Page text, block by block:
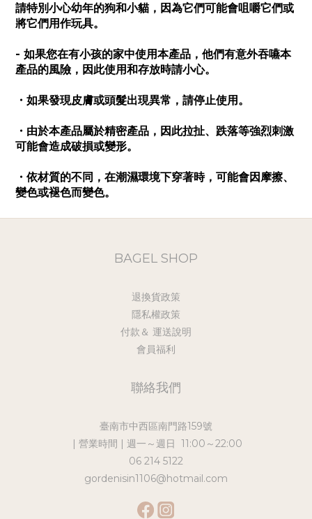
請特別小心幼年的狗和小貓，因為它們可能會咀嚼它們或
將它們用作玩具。
- 如果您在有小孩的家中使用本產品，他們有意外吞嚥本
產品的風險，因此使用和存放時請小心。
・如果發現皮膚或頭髮出現異常，請停止使用。
・由於本產品屬於精密產品，因此拉扯、跌落等強烈刺激
可能會造成破損或變形。
・依材質的不同，在潮濕環境下穿著時，可能會因摩擦、
變色或褪色而變色。
BAGEL SHOP
退換貨政策
隱私權政策
付款＆ 運送說明
會員福利
聯絡我們
臺南市中西區南門路159號
| 營業時間 | 週一～週日 11:00～22:00
06 214 5122
gordenisin1106@hotmail.com